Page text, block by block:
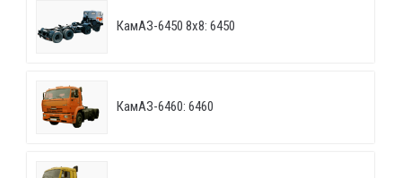
КамАЗ-6450 8х8: 6450
КамАЗ-6460: 6460